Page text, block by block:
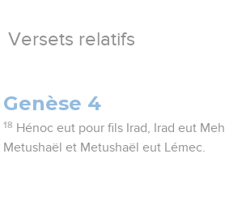
Versets relatifs
Genèse 4
18 Hénoc eut pour fils Irad, Irad eut
Metushaël et Metushaël eut Lémec.